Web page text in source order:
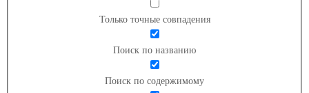
Только точные совпадения
Поиск по названию
Поиск по содержимому